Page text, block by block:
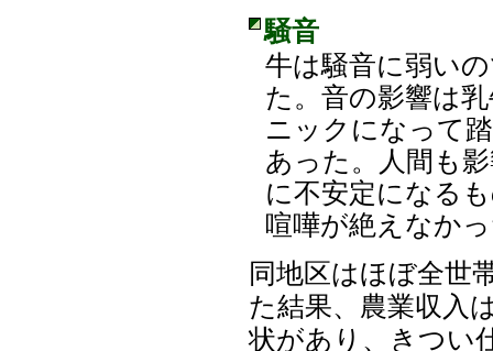
騒音
牛は騒音に弱い
た。音の影響は
ニックになって
あった。人間も
に不安定になる
喧嘩が絶えなか
同地区はほぼ全世
た結果、農業収入
状があり、きつい